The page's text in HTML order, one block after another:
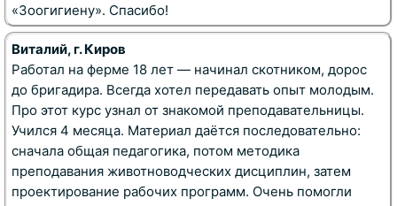
«Зоогигиену». Спасибо!
Виталий, г. Киров
Работал на ферме 18 лет — начинал скотником, дорос
до бригадира. Всегда хотел передавать опыт молодым.
Про этот курс узнал от знакомой преподавательницы.
Учился 4 месяца. Материал даётся последовательно:
сначала общая педагогика, потом методика
преподавания животноводческих дисциплин, затем
проектирование рабочих программ. Очень помогли